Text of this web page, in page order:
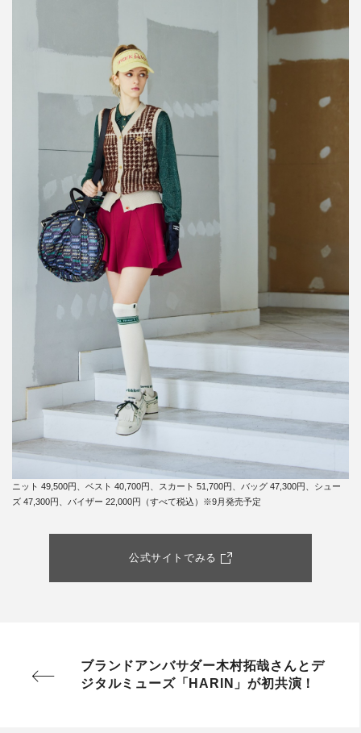
ニット 49,500円、ベスト 40,700円、スカート 51,700円、バッグ 47,300円、シュー
ズ 47,300円、バイザー 22,000円（すべて税込）※9月発売予定
公式サイトでみる
ブランドアンバサダー木村拓哉さんとデ
ジタルミューズ「HARIN」が初共演！